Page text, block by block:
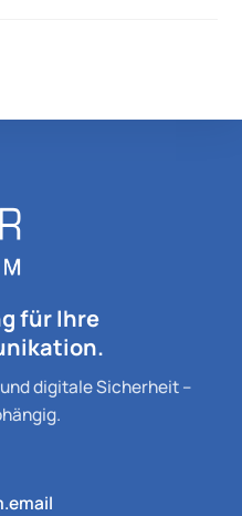
für Ihre
digitale Sicherheit –